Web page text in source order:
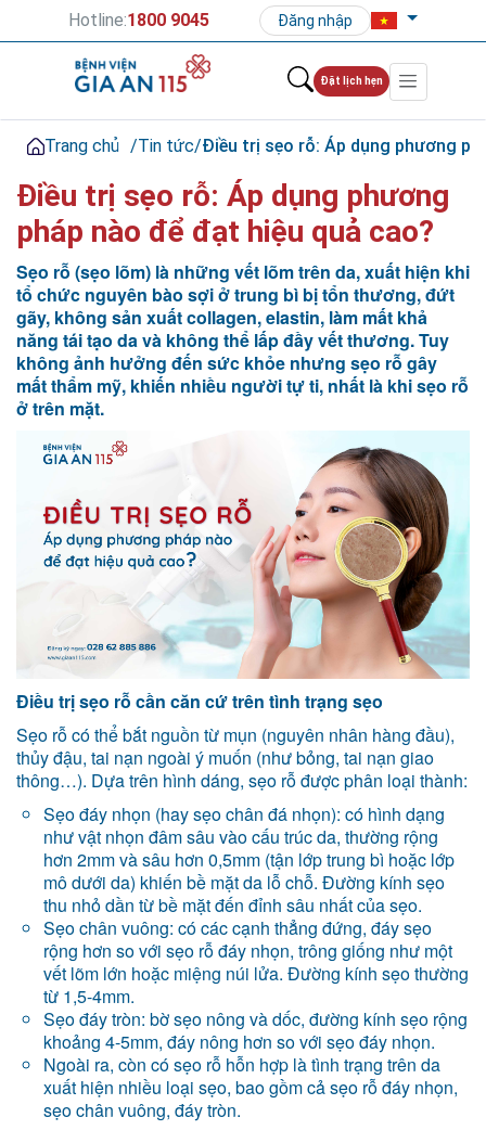
Hotline:1800 9045 Đăng nhập
Đặt lịch hẹn
Trang chủ /Tin tức/Điều trị sẹo rỗ: Áp dụng phương
Điều trị sẹo rỗ: Áp dụng phương
pháp nào để đạt hiệu quả cao?
Sẹo rỗ (sẹo lõm) là những vết lõm trên da, xuất hiện khi
tổ chức nguyên bào sợi ở trung bì bị tổn thương, đứt
gãy, không sản xuất collagen, elastin, làm mất khả
năng tái tạo da và không thể lấp đầy vết thương. Tuy
không ảnh hưởng đến sức khỏe nhưng sẹo rỗ gây
mất thẩm mỹ, khiến nhiều người tự ti, nhất là khi sẹo rỗ
ở trên mặt.
Điều trị sẹo rỗ cần căn cứ trên tình trạng sẹo
Sẹo rỗ có thể bắt nguồn từ mụn (nguyên nhân hàng đầu),
thủy đậu, tai nạn ngoài ý muốn (như bỏng, tai nạn giao
thông…). Dựa trên hình dáng, sẹo rỗ được phân loại thành:
Sẹo đáy nhọn (hay sẹo chân đá nhọn): có hình dạng
như vật nhọn đâm sâu vào cấu trúc da, thường rộng
hơn 2mm và sâu hơn 0,5mm (tận lớp trung bì hoặc lớp
mô dưới da) khiến bề mặt da lỗ chỗ. Đường kính sẹo
thu nhỏ dần từ bề mặt đến đỉnh sâu nhất của sẹo.
Sẹo chân vuông: có các cạnh thẳng đứng, đáy sẹo
rộng hơn so với sẹo rỗ đáy nhọn, trông giống như một
vết lõm lớn hoặc miệng núi lửa. Đường kính sẹo thường
từ 1,5-4mm.
Sẹo đáy tròn: bờ sẹo nông và dốc, đường kính sẹo rộng
khoảng 4-5mm, đáy nông hơn so với sẹo đáy nhọn.
Ngoài ra, còn có sẹo rỗ hỗn hợp là tình trạng trên da
xuất hiện nhiều loại sẹo, bao gồm cả sẹo rỗ đáy nhọn,
sẹo chân vuông, đáy tròn.